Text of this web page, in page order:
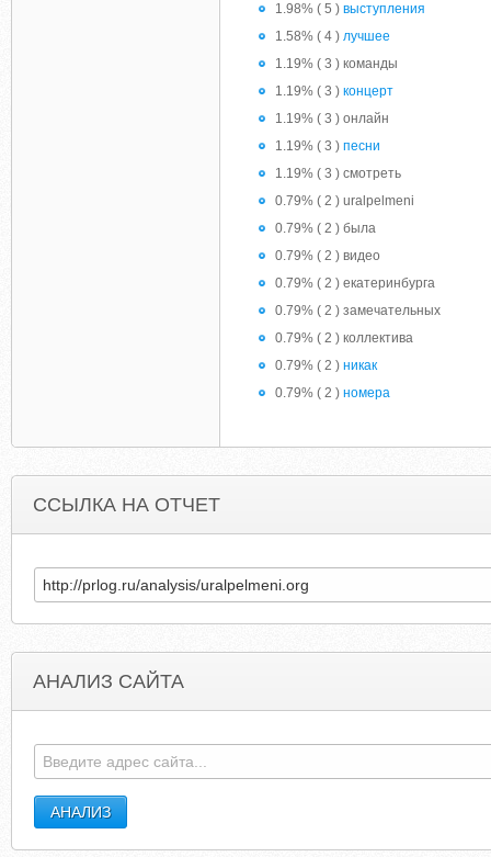
1.98% ( 5 ) выступления
1.58% ( 4 ) лучшее
1.19% ( 3 ) команды
1.19% ( 3 ) концерт
1.19% ( 3 ) онлайн
1.19% ( 3 ) песни
1.19% ( 3 ) смотреть
0.79% ( 2 ) uralpelmeni
0.79% ( 2 ) была
0.79% ( 2 ) видео
0.79% ( 2 ) екатеринбурга
0.79% ( 2 ) замечательных
0.79% ( 2 ) коллектива
0.79% ( 2 ) никак
0.79% ( 2 ) номера
ССЫЛКА НА ОТЧЕТ
АНАЛИЗ САЙТА